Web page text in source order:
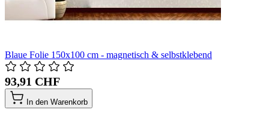
Blaue Folie 150x100 cm - magnetisch & selbstklebend
93,91 CHF
In den Warenkorb